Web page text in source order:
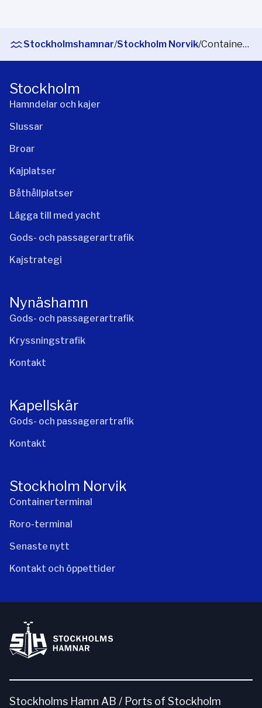
Stockholmshamnar/Stockholm Norvik/ Containerterminal
Stockholm
Hamndelar och kajer
Slussar
Broar
Kajplatser
Båthållplatser
Lägga till med yacht
Gods- och passagerartrafik
Kajstrategi
Nynäshamn
Gods- och passagerartrafik
Kryssningstrafik
Kontakt
Kapellskär
Gods- och passagerartrafik
Kontakt
Stockholm Norvik
Containerterminal
Roro-terminal
Senaste nytt
Kontakt och öppettider
Stockholms Hamn AB / Ports of Stockholm